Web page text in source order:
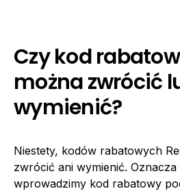
Czy kod
można zwrócić
wymienić?
Niestety, kodów rabatowych
zwrócić ani wymienić.
wprowadzimy kod rabatowy